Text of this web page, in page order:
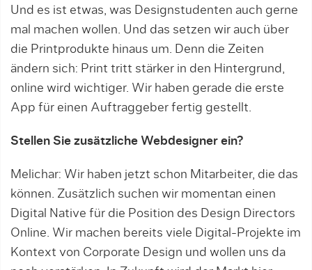
Und es ist etwas, was Designstudenten auch gerne
mal machen wollen. Und das setzen wir auch über
die Printprodukte hinaus um. Denn die Zeiten
ändern sich: Print tritt stärker in den Hintergrund,
online wird wichtiger. Wir haben gerade die erste
App für einen Auftraggeber fertig gestellt.
Stellen Sie zusätzliche Webdesigner ein?
Melichar: Wir haben jetzt schon Mitarbeiter, die das
können. Zusätzlich suchen wir momentan einen
Digital Native für die Position des Design Directors
Online. Wir machen bereits viele Digital-Projekte im
Kontext von Corporate Design und wollen uns da